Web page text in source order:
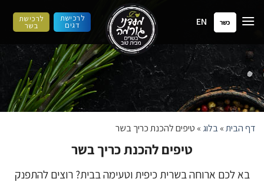
לתוכן
כשר EN לרכישת
דגים
לרכישת
בשר
דף הבית»בלוג » טיפים להכנת כריך בשר
טיפים להכנת כריך בשר
בא לכם ארוחה בשרית כיפית וטעימה בבית? רוצים להתפנק